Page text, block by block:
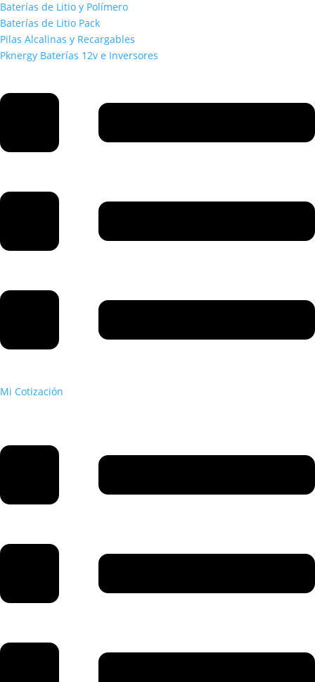
Baterías de Litio y Polímero
Baterías de Litio Pack
Pilas Alcalinas y Recargables
Pknergy Baterías 12v e Inversores
Mi Cotización